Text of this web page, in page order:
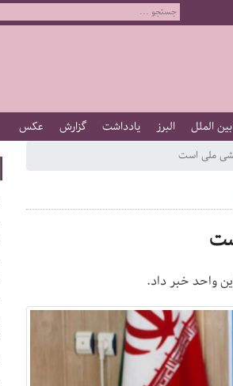
بین الملل البرز یادداشت گزارش عکس
ملی است
واحد خبر داد.